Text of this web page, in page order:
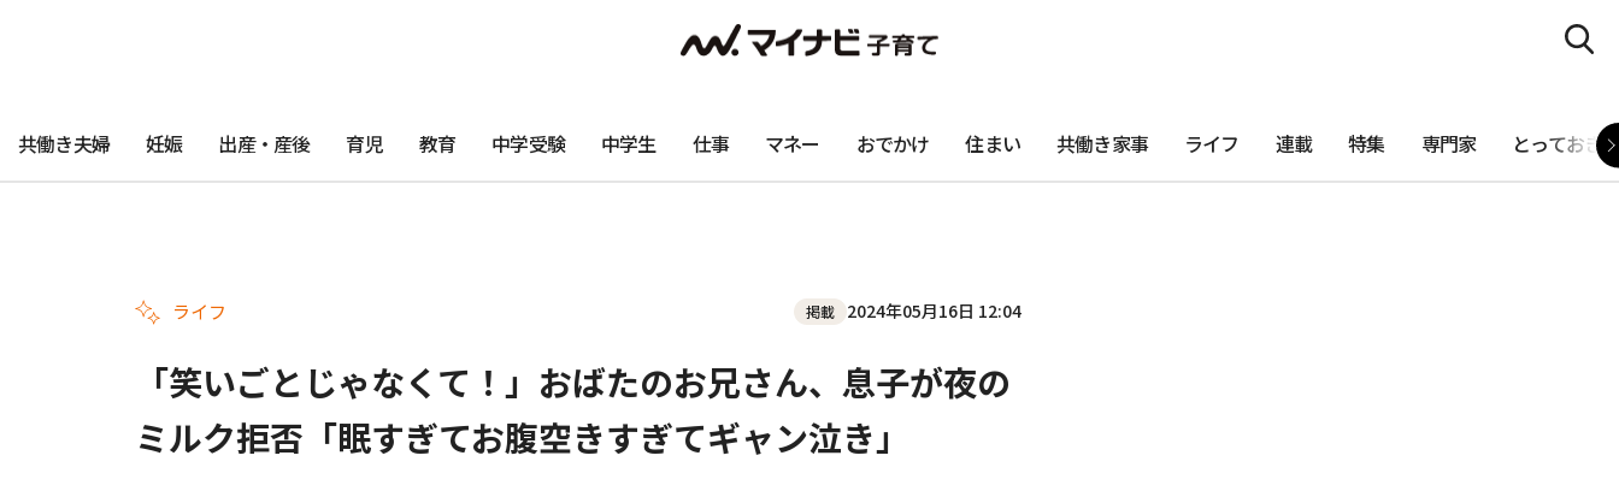
共働き夫婦 妊娠 出産・産後 育児 教育 中学受験 中学生 仕事 マネー おでかけ 住まい 共働き家事 ライフ 連載 特集 専門家 とっておき
ライフ 掲載 2024年05月16日 12:04
「笑いごとじゃなくて！」おばたのお兄さん、息子が夜の
ミルク拒否「眠すぎてお腹空きすぎてギャン泣き」